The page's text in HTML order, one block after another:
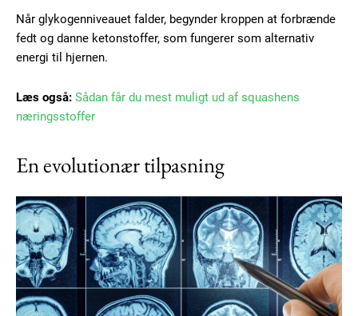
Når glykogenniveauet falder, begynder kroppen at forbrænde
fedt og danne ketonstoffer, som fungerer som alternativ
energi til hjernen.
Læs også: Sådan får du mest muligt ud af squashens
næringsstoffer
En evolutionær tilpasning